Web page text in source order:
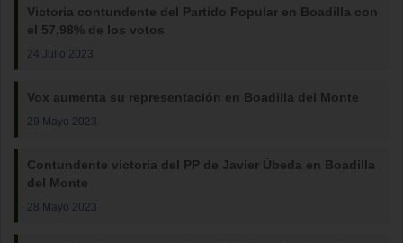
Victoria contundente del Partido Popular en Boadilla con
el 57,98% de los votos
24 Julio 2023
Vox aumenta su representación en Boadilla del Monte
29 Mayo 2023
Contundente victoria del PP de Javier Úbeda en Boadilla
del Monte
28 Mayo 2023